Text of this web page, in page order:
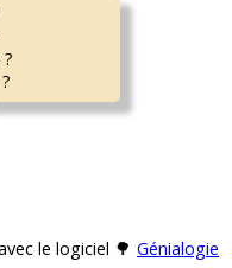
le logiciel 🌳 Génialogie